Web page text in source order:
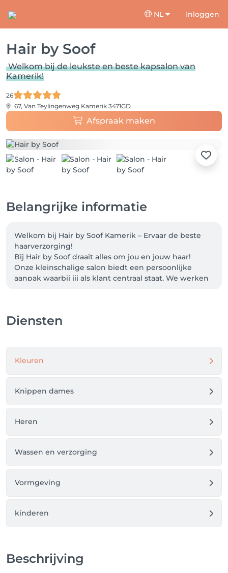
NL Inloggen
Hair by Soof
Welkom bij de leukste en beste kapsalon van
Kamerik!
26
67, Van Teylingenweg Kamerik 3471GD
Afspraak maken
Belangrijke informatie
Welkom bij Hair by Soof Kamerik – Ervaar de beste
haarverzorging!
Bij Hair by Soof draait alles om jou en jouw haar!
Onze kleinschalige salon biedt een persoonlijke
aanpak waarbij jij als klant centraal staat. We werken
op nummer één: we luisteren naar jouw wensen en
Ervaar de beste haarverzorging. Of je nu komt voor
deur uitgaat. Bij Hair by Soof krijg je de aandacht en
Diensten
Kleuren
Knippen dames
Heren
Wassen en verzorging
Vormgeving
kinderen
Beschrijving